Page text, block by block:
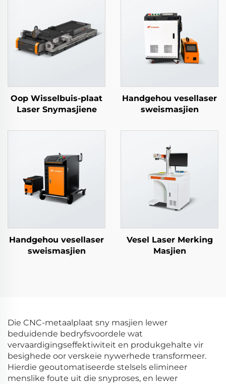
Oop Wisselbuis-plaat
Laser Snymasjiene
Handgehou vesellaser
sweismasjien
Handgehou vesellaser
sweismasjien
Vesel Laser Merking
Masjien
Die CNC-metaalplaat sny masjien lewer
beduidende bedryfsvoordele wat
vervaardigingseffektiwiteit en produkgehalte vir
besighede oor verskeie nywerhede transformeer.
Hierdie geoutomatiseerde stelsels elimineer
menslike foute uit die snyproses, en lewer